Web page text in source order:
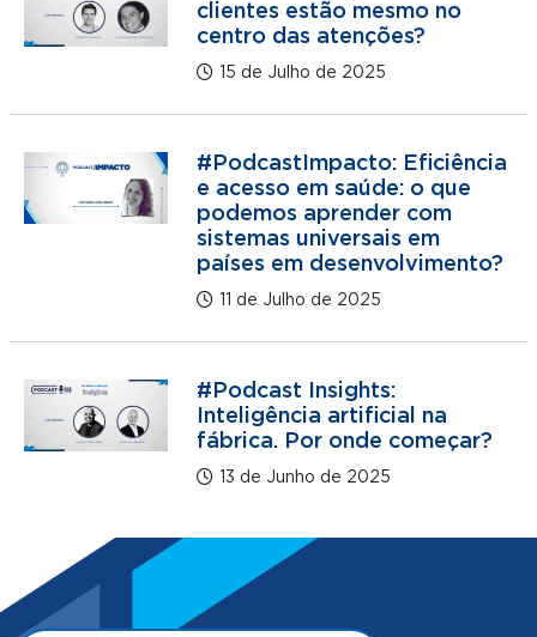
clientes estão mesmo no
centro das atenções?
15 de Julho de 2025
#PodcastImpacto: Eficiência
e acesso em saúde: o que
podemos aprender com
sistemas universais em
países em desenvolvimento?
11 de Julho de 2025
#Podcast Insights:
Inteligência artificial na
fábrica. Por onde começar?
13 de Junho de 2025